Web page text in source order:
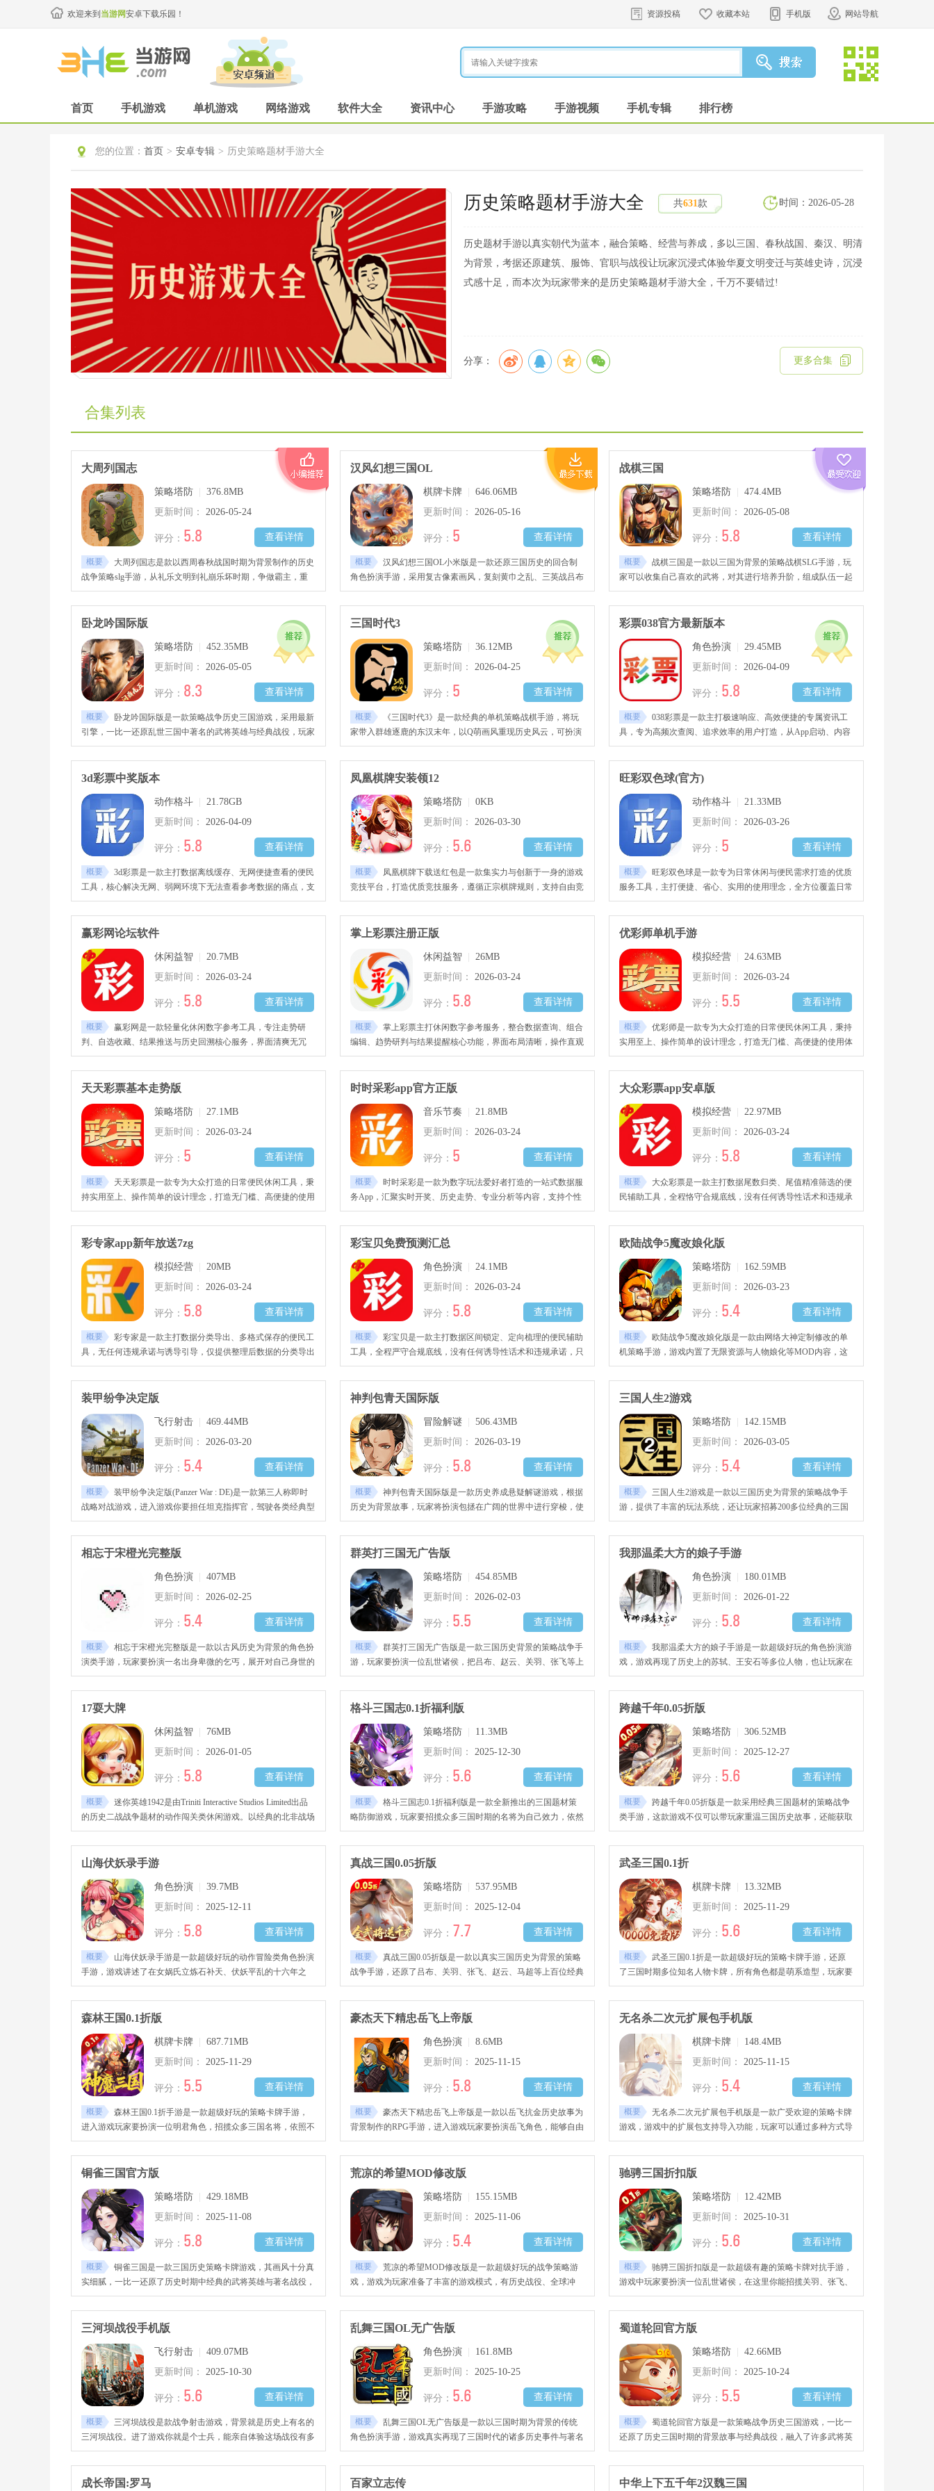
欢迎来到 当游网安卓下载乐园！ 资源投稿 收藏本站 手机版 网站导航
首页 手机游戏 单机游戏 网络游戏 软件大全 资讯中心 手游攻略 手游视频 手机专辑 排行榜
您的位置： 首页 > 安卓专辑 > 历史策略题材手游大全
历史策略题材手游大全 共631款 时间：2026-05-28
历史题材手游以真实朝代为蓝本，融合策略、经营与养成，多以三国、春秋战国、秦汉、明清
为背景，考据还原建筑、服饰、官职与战役让玩家沉浸式体验华夏文明变迁与英雄史诗，沉浸
式感十足，而本次为玩家带来的是历史策略题材手游大全，千万不要错过!
分享： 更多合集
合集列表
大周列国志
策略塔防
376.8MB
更新时间：
2026-05-24
查看详情
评分： 5.8
概要
大周列国志是款以西周春秋战国时期为背景制作的历史
战争策略slg手游，从礼乐文明到礼崩乐坏时期，争做霸主，重
新书写历史格局，自己决定历史的发展方向。
汉风幻想三国OL
棋牌卡牌
646.06MB
更新时间：
2026-05-16
查看详情
评分： 5
概要
汉风幻想三国OL小米版是一款还原三国历史的回合制
角色扮演手游，采用复古像素画风，复刻黄巾之乱、三英战吕布
等经典战役，每个战役分支都会导向不同结局。玩家可选择武
士、文人、异人三大职业，力劈华山、趁火打劫、五雷轰顶等特
色技能随熟练度提升可达到化境巅峰。独创即时战术模式，战斗
中可随时施放技能、召唤副将、切换阵型，50V50帮会战、千人
同屏PK等玩法带来热血竞技体验。小米端专属福利上线即领，
助力新手快速成长。快来下载试试吧!
战棋三国
策略塔防
474.4MB
更新时间：
2026-05-08
查看详情
评分： 5.8
概要
战棋三国是一款以三国为背景的策略战棋SLG手游，玩
家可以收集自己喜欢的武将，对其进行培养升阶，组成队伍一起
战斗。
卧龙吟国际版
策略塔防
452.35MB
更新时间：
2026-05-05
查看详情
评分： 8.3
概要
卧龙吟国际版是一款策略战争历史三国游戏，采用最新
引擎，一比一还原乱世三国中著名的武将英雄与经典战役，玩家
将化身为主公，建设你的国家势力，带领居民一起发展各个行
业，招揽贤才一起为了国家的发展而奋斗，招揽武将英雄一起并
肩作战，征战沙场与敌军展开酣畅淋漓的对决，一起逐鹿天下、
三国时代3
策略塔防
36.12MB
更新时间：
2026-04-25
查看详情
评分： 5
概要
《三国时代3》是一款经典的单机策略战棋手游，将玩
家带入群雄逐鹿的东汉末年，以Q萌画风重现历史风云，可扮演
十大势力主公，通过多种手段壮大势力，从资源管理到排兵布
阵，从攻城略地到统一中原，每一步决策都关乎成败。
彩票038官方最新版本
角色扮演
29.45MB
更新时间：
2026-04-09
查看详情
评分： 5.8
概要
038彩票是一款主打极速响应、高效便捷的专属资讯工
具，专为高频次查阅、追求效率的用户打造，从App启动、内容
加载到功能操作，全程秒开秒响应，无卡顿、无延迟、无拖沓，
功能直达不绕弯。App内置清晰内容分类体系，功能入口集中好
找，支持定时提醒、批量收藏、快捷分享、历史回溯，上手极
贯流畅，不管是通勤间隙速查，还是长期定点追踪，都能高效完
成，省时又省力。
3d彩票中奖版本
动作格斗
21.78GB
更新时间：
2026-04-09
查看详情
评分： 5.8
概要
3d彩票是一款主打数据离线缓存、无网便捷查看的便民
工具，核心解决无网、弱网环境下无法查看参考数据的痛点，支
持手动缓存各类参考信息，无需联网即可随时调取查看，全程无
诱导、无违规导向，仅提供数据缓存与本地查阅服务。界面无广
告、无弹窗，缓存流程简单快捷，支持批量缓存、分类存储，缓
存操作，适配全安卓设备，运行稳定不闪退，合规安全无套路，
满足无网场景的参考查看需求。
凤凰棋牌安装领12
策略塔防
0KB
更新时间：
2026-03-30
查看详情
评分： 5.6
概要
凤凰棋牌下载送红包是一款集实力与创新于一身的游戏
竞技平台，打造优质竞技服务，遵循正宗棋牌规则，支持自由竞
技，玩家可随时邀请身边好友参与对决，旨在为玩家提供顶级的
竞技服务和体验。
旺彩双色球(官方)
动作格斗
21.33MB
更新时间：
2026-03-26
查看详情
评分： 5
概要
旺彩双色球是一款专为日常休闲与便民需求打造的优质
服务工具，主打便捷、省心、实用的使用理念，全方位覆盖日常
基础使用场景。支持个性化定制、快捷操作、离线缓存等实用功
能，界面布局合理，操作逻辑简单，不管是年轻用户还是中老年
群体，都能轻松上手，日常使用毫无门槛。
赢彩网论坛软件
休闲益智
20.7MB
更新时间：
2026-03-24
查看详情
评分： 5.8
概要
赢彩网是一款轻量化休闲数字参考工具，专注走势研
判、自选收藏、结果推送与历史回溯核心服务，界面清爽无冗
余，操作简单易上手，适配各类安卓机型。针对用户反馈的历史
回溯卡死问题，优化功能运行逻辑，修复卡顿漏洞，基础功能全
免费，日常休闲数字参考的核心需求。
掌上彩票注册正版
休闲益智
26MB
更新时间：
2026-03-24
查看详情
评分： 5.8
概要
掌上彩票主打休闲数字参考服务，整合数据查询、组合
编辑、趋势研判与结果提醒核心功能，界面布局清晰，操作直观
易懂，无复杂流程。针对用户反馈的批量删除功能失效、无法操
作问题，优化功能逻辑，修复操作漏洞，运行稳定流畅，适配各
类安卓机型，日常休闲参考与内容管理需求。
优彩师单机手游
模拟经营
24.63MB
更新时间：
2026-03-24
查看详情
评分： 5.5
概要
优彩师是一款专为大众打造的日常便民休闲工具，秉持
实用至上、操作简单的设计理念，打造无门槛、高便捷的使用体
验。功能模块清晰分明，核心功能一键直达，支持离线使用、自
定义提醒、数据保存等实用功能，运行流畅无卡顿，无广告无捆
绑，是日常必备的实用小工具。
天天彩票基本走势版
策略塔防
27.1MB
更新时间：
2026-03-24
查看详情
评分： 5
概要
天天彩票是一款专为大众打造的日常便民休闲工具，秉
持实用至上、操作简单的设计理念，打造无门槛、高便捷的使用
体验。功能模块清晰分明，核心功能一键直达，支持离线使用、
自定义提醒、数据保存等实用功能，运行流畅无卡顿，无广告无
捆绑，是日常必备的实用小工具。
时时采彩app官方正版
音乐节奏
21.8MB
更新时间：
2026-03-24
查看详情
评分： 5
概要
时时采彩是一款为数字玩法爱好者打造的一站式数据服
务App，汇聚实时开奖、历史走势、专业分析等内容，支持个性
化关注、离线查看、开奖提醒，还有专属的社区交流板块，让你
在获取数据的同时，能与同好交流探讨，体验更丰富。
大众彩票app安卓版
模拟经营
22.97MB
更新时间：
2026-03-24
查看详情
评分： 5.8
概要
大众彩票是一款主打数据尾数归类、尾值精准筛选的便
民辅助工具，全程恪守合规底线，没有任何诱导性话术和违规承
诺，仅针对参考数据做客观的尾数属性划分与收纳整理，按照数
值末尾数字自动归类分组，把原本零散杂乱的数据梳理得条理清
晰，彻底解决日常翻看耗时、筛选麻烦的痛点，让数据参考更高
能，操作逻辑完全贴合日常使用习惯，新手无需学习就能快速上
手，支持自动尾数识别、手动分组微调、分类快速检索，运行流
畅不卡顿，适配全版本安卓设备，纯客观辅助整理工具，无付费
捆绑、无
彩专家app新年放送7zg
模拟经营
20MB
更新时间：
2026-03-24
查看详情
评分： 5.8
概要
彩专家是一款主打数据分类导出、多格式保存的便民工
具，无任何违规承诺与诱导引导，仅提供整理后数据的分类导出
服务，支持按不同组别、不同类别拆分导出，提供多种通用保存
格式，适配不同设备查看、备份需求，全程合规安全。界面布局
清晰规整，无广告弹窗打扰，导出操作简单易上手，支持按类筛
闪退，适配全版本安卓设备，所有数据本地留存，不上传云端，
无泄露风险，无付费套路，满足数据分类备份、跨设备查看的核
心需求。
彩宝贝免费预测汇总
角色扮演
24.1MB
更新时间：
2026-03-24
查看详情
评分： 5.8
概要
彩宝贝是一款主打数据区间锁定、定向梳理的便民辅助
工具，全程严守合规底线，没有任何诱导性话术和违规承诺，只
针对参考数据做客观的区间范围划定与收纳，帮用户把零散数据
框定在固定区间内，彻底摆脱杂乱无章、翻看耗时的问题，让整
体梳理逻辑更清晰。界面设计清爽简洁，没有多余广告弹窗和复
大小自定义、数据批量划入锁定、区间快速切换查看，运行起来
流畅不卡顿，适配全版本安卓设备，纯客观辅助梳理工具，没有
付费捆绑和隐形消费，全程贴合日常数据参考场景，用起来省心
又无套
欧陆战争5魔改娘化版
策略塔防
162.59MB
更新时间：
2026-03-23
查看详情
评分： 5.4
概要
欧陆战争5魔改娘化版是一款由网络大神定制修改的单
机策略手游，游戏内置了无限资源与人物娘化等MOD内容，这
些模组极大丰富了游戏体验并降低了上手难度，让玩家在前期就
能轻松战胜敌人，收集各类美少女角色。还可以带领这些美少女
南征北战，击败其他对手。
装甲纷争决定版
飞行射击
469.44MB
更新时间：
2026-03-20
查看详情
评分： 5.4
概要
装甲纷争决定版(Panzer War : DE)是一款第三人称即时
战略对战游戏，进入游戏你要担任坦克指挥官，驾驶各类经典型
号战车，深入了解不同坦克的优势，带领它们参与线上战场。在
玩家之间的战术配合下，开启一场热血刺激的实时竞技!
神判包青天国际版
冒险解谜
506.43MB
更新时间：
2026-03-19
查看详情
评分： 5.8
概要
神判包青天国际版是一款历史养成悬疑解谜游戏，根据
历史为背景故事，玩家将扮演包拯在广阔的世界中进行穿梭，使
用3D自由视角勘察凶案现场，使用不同的工具与道具进行推理
解谜，收集证据与关键性的线索顺利抓到真凶，解开悬案背后隐
藏起来的真相，玩起来十分考验玩家的推理思维能力，感兴趣的
三国人生2游戏
策略塔防
142.15MB
更新时间：
2026-03-05
查看详情
评分： 5.4
概要
三国人生2游戏是一款以三国历史为背景的策略战争手
游，提供了丰富的玩法系统，还让玩家招募200多位经典的三国
人物加入自己的阵营，玩家可以体验城市系统、商人系统、兵种
系统等多种玩法，完成统一大业，慢慢成为三国乱世中的霸主。
相忘于宋橙光完整版
角色扮演
407MB
更新时间：
2026-02-25
查看详情
评分： 5.4
概要
相忘于宋橙光完整版是一款以古风历史为背景的角色扮
演类手游，玩家要扮演一名出身卑微的乞丐，展开对自己身世的
调查。在冒险过程中，你可以学习打狗棒法、炼金术、易容术等
多种武功与技能，不断提升自身实力，完成各类剧情任务，最终
逆袭成为武林盟主。
群英打三国无广告版
策略塔防
454.85MB
更新时间：
2026-02-03
查看详情
评分： 5.5
概要
群英打三国无广告版是一款三国历史背景的策略战争手
游，玩家要扮演一位乱世诸侯，把吕布、赵云、关羽、张飞等上
百位三国名将纳入麾下。也可以通过游戏招揽贤才，获得更多能
人辅佐，开创属于自己的宏伟霸业，喜欢的小伙伴快来下载吧！
我那温柔大方的娘子手游
角色扮演
180.01MB
更新时间：
2026-01-22
查看详情
评分： 5.8
概要
我那温柔大方的娘子手游是一款超级好玩的角色扮演游
戏，游戏再现了历史上的苏轼、王安石等多位人物，也让玩家在
扮演苏辙的妻子史云时，能帮助夫君应对各类事务，又可经历丰
富多样的故事线，在游戏中开启多种不同的结局走向。
17耍大牌
休闲益智
76MB
更新时间：
2026-01-05
查看详情
评分： 5.8
概要
迷你英雄1942是由Triniti Interactive Studios Limited出品
的历史二战战争题材的动作闯关类休闲游戏。以经典的北非战场
战役和核心背景架构，需要玩家合理分配火力，去挑战各种惊险
刺激的关卡，从而获得战争的胜利。
格斗三国志0.1折福利版
策略塔防
11.3MB
更新时间：
2025-12-30
查看详情
评分： 5.6
概要
格斗三国志0.1折福利版是一款全新推出的三国题材策
略防御游戏，玩家要招揽众多三国时期的名将为自己效力，依然
分为吴、蜀、魏、群四大势力，每位角色都塑造得独具特色，现
在登录即赠大量抽取机会，更有诸多新手专属礼包等待领取，快
来下载领取吧！
跨越千年0.05折版
策略塔防
306.52MB
更新时间：
2025-12-27
查看详情
评分： 5.6
概要
跨越千年0.05折版是一款采用经典三国题材的策略战争
类手游，这款游戏不仅可以带玩家重温三国历史故事，还能获取
众多经典的三国武将角色。还可以通过游戏体验多种趣味玩法，
一步一步壮大自己的势力，最终击败其他玩家，成为三国霸主。
山海伏妖录手游
角色扮演
39.7MB
更新时间：
2025-12-11
查看详情
评分： 5.8
概要
山海伏妖录手游是一款超级好玩的动作冒险类角色扮演
手游，游戏讲述了在女娲氏立炼石补天、伏妖平乱的十六年之
后，各种妖魔再度复苏。玩家要走出小小渔村，踏上漫长的修仙
之路，与各位伙伴一同对抗邪恶势力，喜欢的小伙伴欢迎到本站
下载试玩吧！
真战三国0.05折版
策略塔防
537.95MB
更新时间：
2025-12-04
查看详情
评分： 7.7
概要
真战三国0.05折版是一款以真实三国历史为背景的策略
战争手游，还原了吕布、关羽、张飞、赵云、马超等上百位经典
的三国名将，玩家能把这些不同的武将自由组合成五人队伍，还
能带领自己的队伍，亲身体验三国时期的多个著名战役，喜欢的
朋友快来下载吧！
武圣三国0.1折
棋牌卡牌
13.32MB
更新时间：
2025-11-29
查看详情
评分： 5.6
概要
武圣三国0.1折是一款超级好玩的策略卡牌手游，还原
了三国时期多位知名人物卡牌，所有角色都是萌系造型，玩家要
根据卡牌特性搭配多样阵型，还可亲身体验多场三国经典战役，
带领卡牌队伍参与挑战，喜欢的小伙伴快来本站下载试玩吧！
森林王国0.1折版
棋牌卡牌
687.71MB
更新时间：
2025-11-29
查看详情
评分： 5.5
概要
森林王国0.1折手游是一款超级好玩的策略卡牌手游，
进入游戏玩家要扮演一位明君角色，招揽众多三国名将，依照不
同属性、定位与技能组合多样阵型，应对各类高难度考验，突破
重重阻碍。游戏还准备了丰厚福利，如登录就赠VIP12特权、上
线就得千抽名将令等礼包，喜欢的朋友快来下载吧！
豪杰天下精忠岳飞上帝版
角色扮演
8.6MB
更新时间：
2025-11-15
查看详情
评分： 5.8
概要
豪杰天下精忠岳飞上帝版是一款以岳飞抗金历史故事为
背景制作的RPG手游，进入游戏玩家要扮演岳飞角色，能够自由
选择作战策略，完成主线使命与多样支线挑战，欢迎到本站下载
游戏，培养你的将领，率领军队夺取胜利，帮助岳飞实现那未竟
的宏伟抱负。
无名杀二次元扩展包手机版
棋牌卡牌
148.4MB
更新时间：
2025-11-15
查看详情
评分： 5.4
概要
无名杀二次元扩展包手机版是一款广受欢迎的策略卡牌
游戏，游戏中的扩展包支持导入功能，玩家可以通过多种方式导
入并使用这些扩展包，丰富游戏内容，在这里集结三国名将征战
四方，在热血对决中领悟绝世战绩，喜欢的朋友快来下载吧！
铜雀三国官方版
策略塔防
429.18MB
更新时间：
2025-11-08
查看详情
评分： 5.8
概要
铜雀三国是一款三国历史策略卡牌游戏，其画风十分真
实细腻，一比一还原了历史时期中经典的武将英雄与著名战役，
玩家可以自由招揽武将英雄进行培养训练，根据每一位武将专属
的技能属性进行策略搭配，组建出强大的阵容队伍，灵活排兵布
阵释放超强攻击招式将敌军全部击杀，更多主线任务、支线副
家千万不要错过哦!
荒凉的希望MOD修改版
策略塔防
155.15MB
更新时间：
2025-11-06
查看详情
评分： 5.4
概要
荒凉的希望MOD修改版是一款超级好玩的战争策略游
戏，游戏为玩家准备了丰富的游戏模式，有历史战役、全球冲
突、内政治理、指挥部建设等，玩家能挑选偏好的模式展开游
戏，体验运筹帷幄、决胜千里的成就感，喜欢的小伙伴欢迎到当
游网下载试玩吧！
驰骋三国折扣版
策略塔防
12.42MB
更新时间：
2025-10-31
查看详情
评分： 5.6
概要
驰骋三国折扣版是一款超级有趣的策略卡牌对抗手游，
游戏中玩家要扮演一位乱世诸侯，在这里你能招揽关羽、张飞、
刘备、曹操、孙策、周瑜等广受欢迎的三国名将，率领他们组建
专属军团，亲自指挥部队征讨各方诸侯，攻占城池获取物资，谱
写属于你的三国英雄传奇。
三河坝战役手机版
飞行射击
409.07MB
更新时间：
2025-10-30
查看详情
评分： 5.6
概要
三河坝战役是款战争射击游戏，背景就是历史上有名的
三河坝战役。进了游戏你就是个士兵，能亲自体验这场战役有多
残酷、多壮烈，还能感受到真实的历史氛围。游戏用了逼真的
3D画面和写实风格，把三河坝战役的历史场景还原得特别好，
让你像真的站在战场上一样，能切实感受到那种紧张劲儿。玩的
乱舞三国OL无广告版
角色扮演
161.8MB
更新时间：
2025-10-25
查看详情
评分： 5.6
概要
乱舞三国OL无广告版是一款以三国时期为背景的传统
角色扮演手游，游戏真实再现了三国时代的诸多历史事件与著名
人物，还让玩家能够体验结拜兄弟、缔结婚缘、尊奉师长、家族
浮沉、势力讨伐、诸侯割据等丰富玩法，在游戏中成长为一代雄
主，亲历战场并夺取最终胜利。
蜀道轮回官方版
策略塔防
42.66MB
更新时间：
2025-10-24
查看详情
评分： 5.5
概要
蜀道轮回官方版是一款策略战争历史三国游戏，一比一
还原了历史三国时期的背景故事与经典战役，融入了许多武将英
雄自由选择培养，根据每一位武将专属的攻击特长，装备武器刀
剑等，搭配出强大的武将队伍，在残酷真实的战役中灵活排兵布
阵，释放绚丽的技能特效将强敌boss全部击杀，沉浸式体验割草
成长帝国:罗马 百家立志传 中华上下五千年2汉魏三国